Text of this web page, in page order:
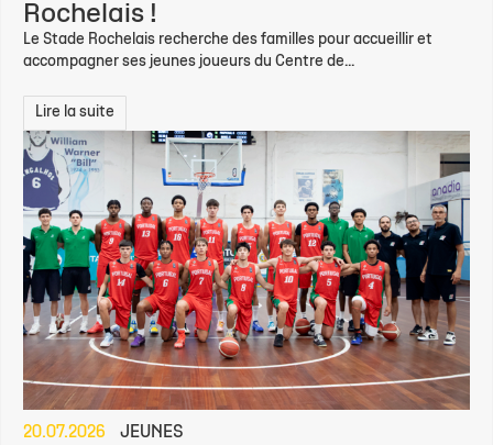
Rochelais !
Le Stade Rochelais recherche des familles pour accueillir et
accompagner ses jeunes joueurs du Centre de...
Lire la suite
20.07.2026 JEUNES